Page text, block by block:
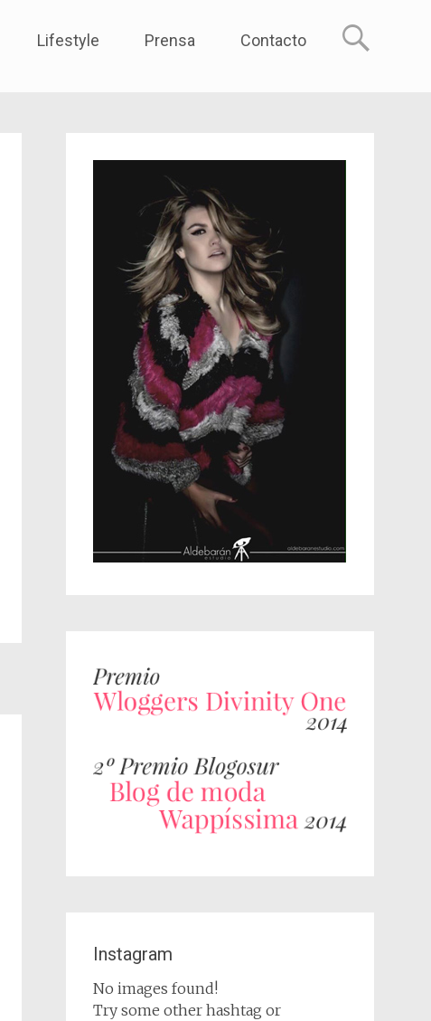
Lifestyle Prensa Contacto
Instagram
No images found!
Try some other hashtag or